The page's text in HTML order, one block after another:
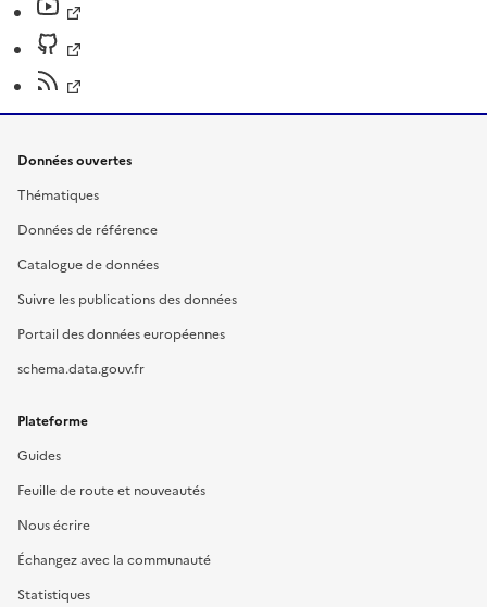
Données ouvertes
Thématiques
Données de référence
Catalogue de données
Suivre les publications des données
Portail des données européennes
schema.data.gouv.fr
Plateforme
Guides
Feuille de route et nouveautés
Nous écrire
Échangez avec la communauté
Statistiques